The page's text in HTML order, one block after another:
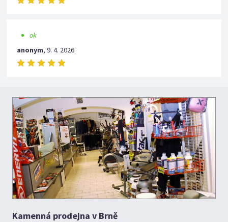
ok
anonym,9. 4. 2026
Kamenná prodejna v Brně